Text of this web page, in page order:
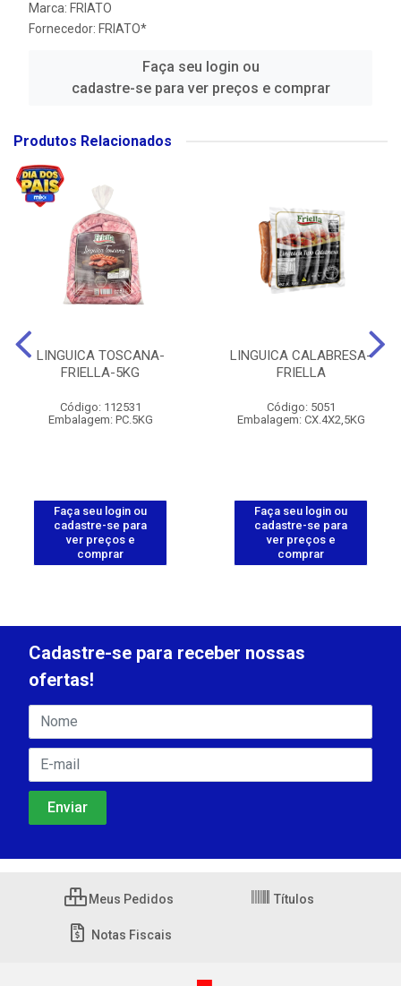
Marca: FRIATO
Fornecedor: FRIATO*
Faça seu login ou
cadastre-se para ver preços e comprar
Produtos Relacionados
LINGUICA TOSCANA-
FRIELLA-5KG
Código: 112531
Embalagem: PC.5KG
Faça seu login ou
cadastre-se para
ver preços e
comprar
LINGUICA CALABRESA-
FRIELLA
Código: 5051
Embalagem: CX.4X2,5KG
Faça seu login ou
cadastre-se para
ver preços e
comprar
Cadastre-se para receber nossas
ofertas!
Meus Pedidos Títulos
Notas Fiscais